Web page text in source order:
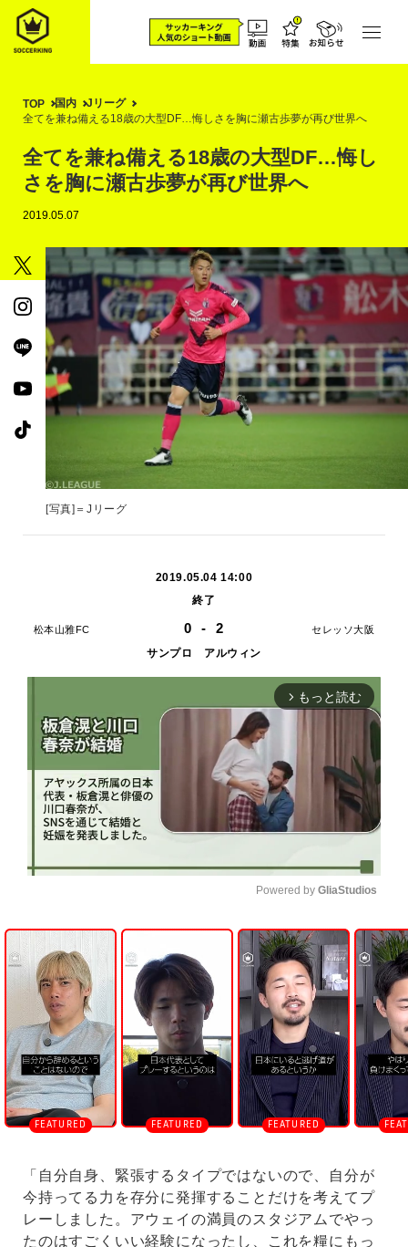
TOP 国内
Jリーグ
全てを兼ね備える18歳の大型DF…悔しさを胸に瀬古歩夢が再び世界へ
全てを兼ね備える18歳の大型DF…悔し
さを胸に瀬古歩夢が再び世界へ
2019.05.07
[写真]＝Jリーグ
2019.05.04 14:00
終了
松本山雅FC 0 - 2 セレッソ大阪
サンプロ アルウィン
arrow_forward_ios もっと読む
U
n
m
u
t
e
Powered by GliaStudios
「自分自身、緊張するタイプではないので、自分が
今持ってる力を存分に発揮することだけを考えてプ
レーしました。アウェイの満員のスタジアムでやっ
たのはすごくいい経験になったし、これを糧にもっ